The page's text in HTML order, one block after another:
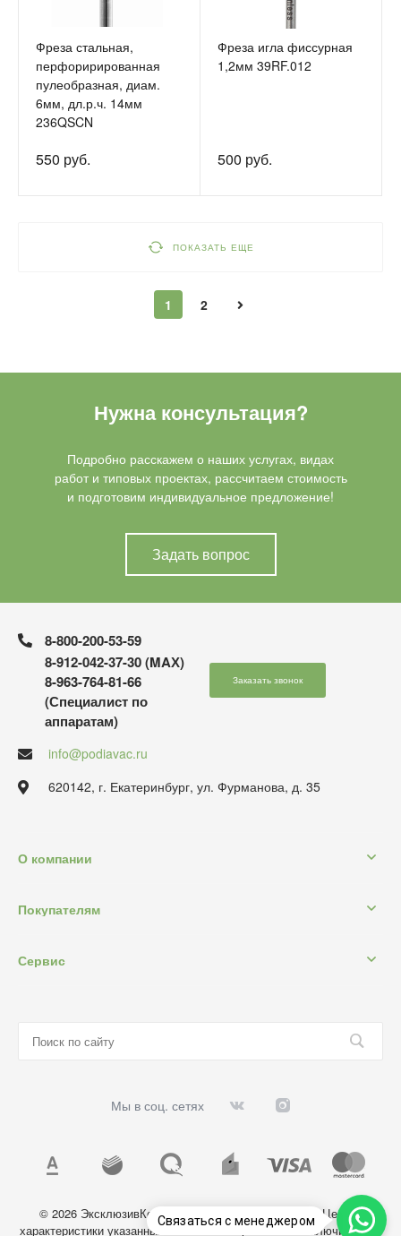
Фреза стальная,
перфорирированная
пулеобразная, диам.
6мм, дл.р.ч. 14мм
236QSCN
550 руб.
Фреза игла фиссурная
1,2мм 39RF.012
500 руб.
ПОКАЗАТЬ ЕЩЕ
1 2
Нужна консультация?
Подробно расскажем о наших услугах, видах
работ и типовых проектах, рассчитаем стоимость
и подготовим индивидуальное предложение!
Задать вопрос
8-800-200-53-59
8-912-042-37-30 (MAХ)
8-963-764-81-66
(Специалист по
аппаратам)
Заказать звонок
info@podiavac.ru
620142, г. Екатеринбург, ул. Фурманова, д. 35
О компании
Покупателям
Сервис
Мы в соц. сетях
© 2026 ЭксклюзивКосметик, Все права защищены. Цены и
характеристики указанных на сайте товаров носят исключительно
Связаться с менеджером